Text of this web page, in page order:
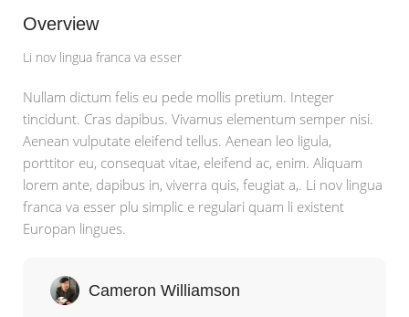
Overview
Li nov lingua franca va esser
Nullam dictum felis eu pede mollis pretium. Integer
tincidunt. Cras dapibus. Vivamus elementum semper nisi.
Aenean vulputate eleifend tellus. Aenean leo ligula,
porttitor eu, consequat vitae, eleifend ac, enim. Aliquam
lorem ante, dapibus in, viverra quis, feugiat a,. Li nov lingua
franca va esser plu simplic e regulari quam li existent
Europan lingues.
Cameron Williamson